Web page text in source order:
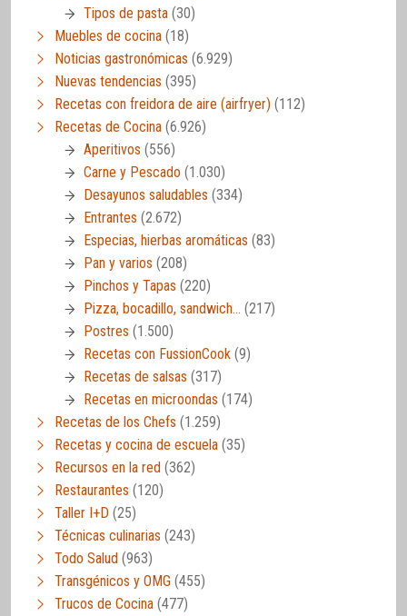
Tipos de pasta (30)
Muebles de cocina (18)
Noticias gastronómicas (6.929)
Nuevas tendencias (395)
Recetas con freidora de aire (airfryer) (112)
Recetas de Cocina (6.926)
Aperitivos (556)
Carne y Pescado (1.030)
Desayunos saludables (334)
Entrantes (2.672)
Especias, hierbas aromáticas (83)
Pan y varios (208)
Pinchos y Tapas (220)
Pizza, bocadillo, sandwich… (217)
Postres (1.500)
Recetas con FussionCook (9)
Recetas de salsas (317)
Recetas en microondas (174)
Recetas de los Chefs (1.259)
Recetas y cocina de escuela (35)
Recursos en la red (362)
Restaurantes (120)
Taller I+D (25)
Técnicas culinarias (243)
Todo Salud (963)
Transgénicos y OMG (455)
Trucos de Cocina (477)